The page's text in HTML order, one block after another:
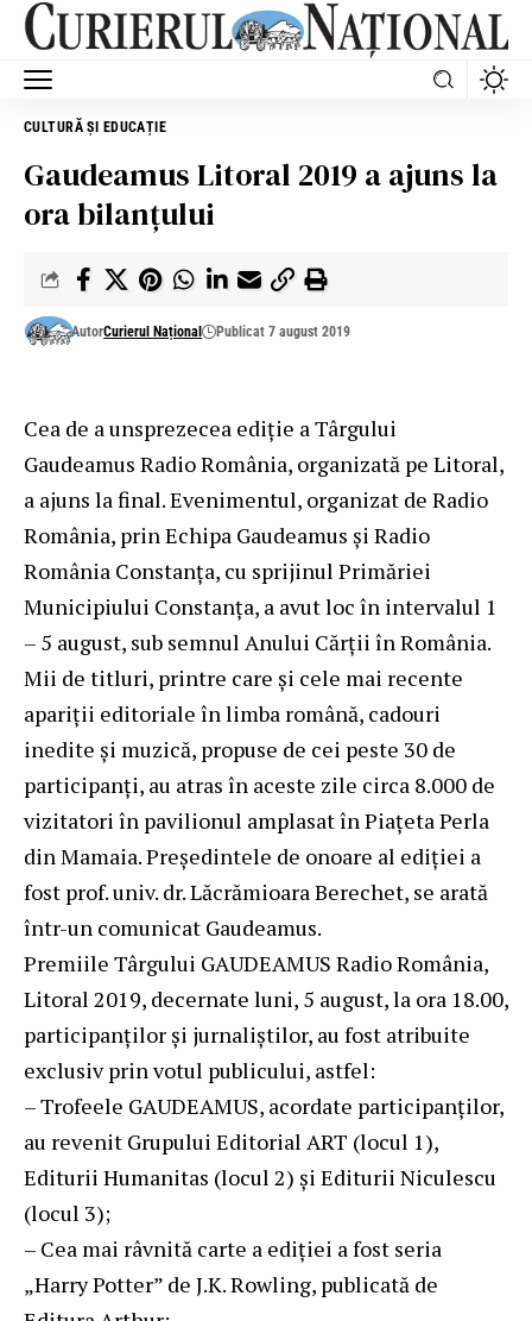
CULTURĂ ȘI EDUCAȚIE
Gaudeamus Litoral 2019 a ajuns la
ora bilanțului
AutorCurierul Național Publicat 7 august 2019
Cea de a unsprezecea ediție a Târgului
Gaudeamus Radio România, organizată pe Litoral,
a ajuns la final. Evenimentul, organizat de Radio
România, prin Echipa Gaudeamus și Radio
România Constanța, cu sprijinul Primăriei
Municipiului Constanța, a avut loc în intervalul 1
– 5 august, sub semnul Anului Cărții în România.
Mii de titluri, printre care și cele mai recente
apariții editoriale în limba română, cadouri
inedite și muzică, propuse de cei peste 30 de
participanți, au atras în aceste zile circa 8.000 de
vizitatori în pavilionul amplasat în Piațeta Perla
din Mamaia. Președintele de onoare al ediției a
fost prof. univ. dr. Lăcrămioara Berechet, se arată
într-un comunicat Gaudeamus.
Premiile Târgului GAUDEAMUS Radio România,
Litoral 2019, decernate luni, 5 august, la ora 18.00,
participanților și jurnaliștilor, au fost atribuite
exclusiv prin votul publicului, astfel:
– Trofeele GAUDEAMUS, acordate participanților,
au revenit Grupului Editorial ART (locul 1),
Editurii Humanitas (locul 2) și Editurii Niculescu
(locul 3);
– Cea mai râvnită carte a ediției a fost seria
„Harry Potter” de J.K. Rowling, publicată de